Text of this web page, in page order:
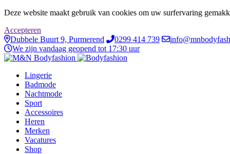
Deze website maakt gebruik van cookies om uw surfervaring
Accepteren
Dubbele Buurt 9, Purmerend
0299 414 739
We zijn vandaag geopend tot 17:30 uur
Lingerie
Badmode
Nachtmode
Sport
Accessoires
Heren
Merken
Vacatures
Shop